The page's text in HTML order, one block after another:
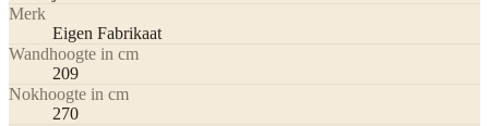
Merk
Eigen Fabrikaat
Wandhoogte in cm
209
Nokhoogte in cm
270